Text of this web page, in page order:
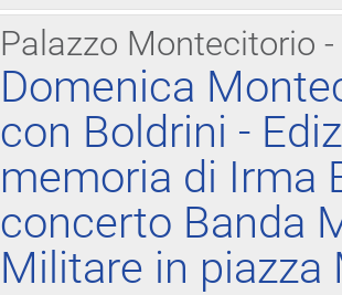
Palazzo Montecitorio
Domenica
con Boldrini -
memoria di Irma
concerto Banda
Militare in